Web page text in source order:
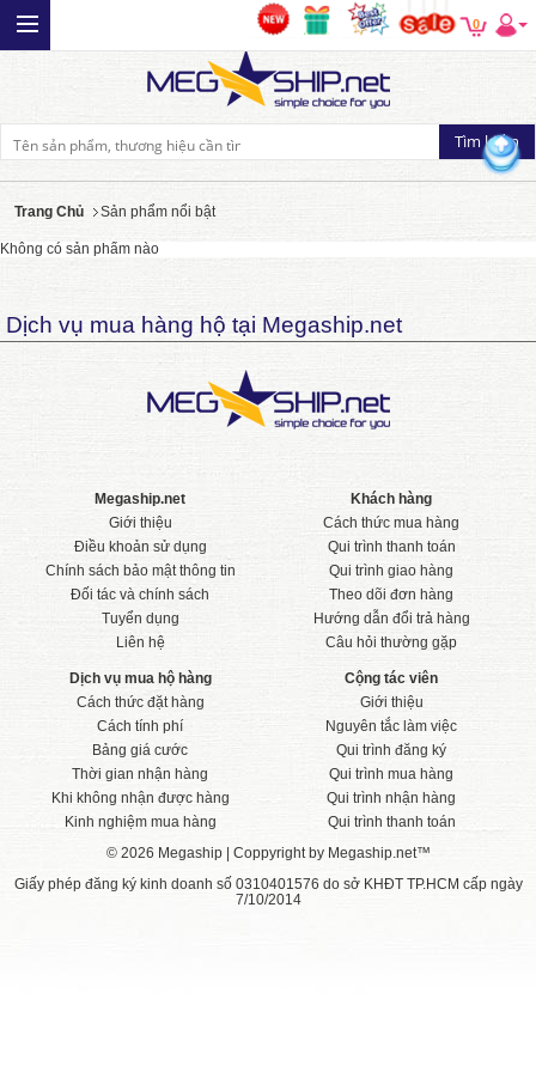
0
Trang Chủ Sản phẩm nổi bật
Không có sản phẩm nào
Dịch vụ mua hàng hộ tại Megaship.net
Megaship.net
Giới thiệu
Điều khoản sử dụng
Chính sách bảo mật thông tin
Đối tác và chính sách
Tuyển dụng
Liên hệ
Khách hàng
Cách thức mua hàng
Qui trình thanh toán
Qui trình giao hàng
Theo dõi đơn hàng
Hướng dẫn đổi trả hàng
Câu hỏi thường gặp
Dịch vụ mua hộ hàng
Cách thức đặt hàng
Cách tính phí
Bảng giá cước
Thời gian nhận hàng
Khi không nhận được hàng
Kinh nghiệm mua hàng
Cộng tác viên
Giới thiệu
Nguyên tắc làm việc
Qui trình đăng ký
Qui trình mua hàng
Qui trình nhận hàng
Qui trình thanh toán
© 2026 Megaship | Coppyright by Megaship.net™
Giấy phép đăng ký kinh doanh số 0310401576 do sở KHĐT TP.HCM cấp ngày
7/10/2014